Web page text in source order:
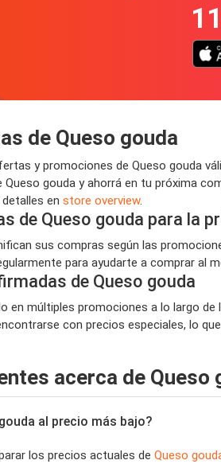
de Queso gouda
y promociones de Queso gouda
gouda y ahorrá en tu próxima
en store overview.
de Queso gouda para la
sus compras según las
para ayudarte a comprar al
de Queso gouda
en múltiples promociones a lo largo
con precios especiales, lo
acerca de Queso
al precio más bajo?
los precios actuales de Queso